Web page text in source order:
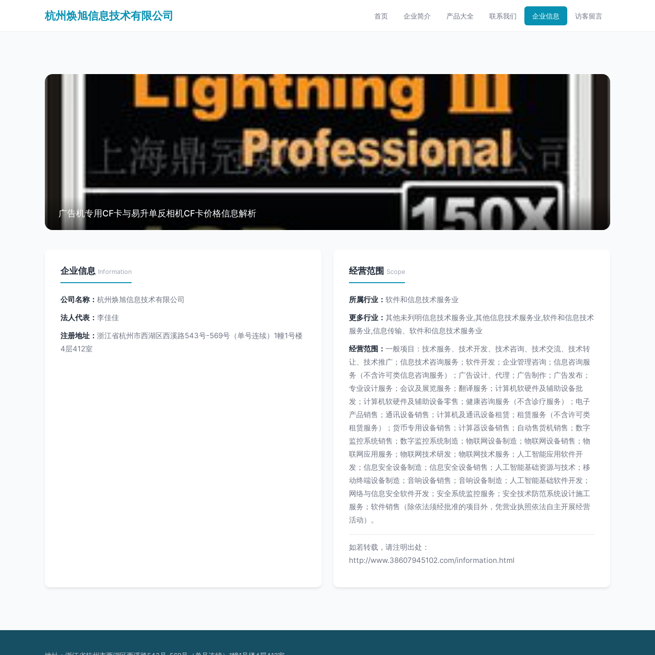
杭州焕旭信息技术有限公司 首页 企业简介 产品大全 联系我们 企业信息 访客留言
广告机专用CF卡与易升单反相机CF卡价格信息解析
企业信息 Information
公司名称： 杭州焕旭信息技术有限公司
法人代表： 李佳佳
注册地址： 浙江省杭州市西湖区西溪路543号-569号（单号连续）1幢1号楼
4层412室
经营范围 Scope
所属行业： 软件和信息技术服务业
更多行业： 其他未列明信息技术服务业,其他信息技术服务业,软件和信息技术
服务业,信息传输、软件和信息技术服务业
经营范围： 一般项目：技术服务、技术开发、技术咨询、技术交流、技术转
让、技术推广；信息技术咨询服务；软件开发；企业管理咨询；信息咨询服
务（不含许可类信息咨询服务）；广告设计、代理；广告制作；广告发布；
专业设计服务；会议及展览服务；翻译服务；计算机软硬件及辅助设备批
发；计算机软硬件及辅助设备零售；健康咨询服务（不含诊疗服务）；电子
产品销售；通讯设备销售；计算机及通讯设备租赁；租赁服务（不含许可类
租赁服务）；货币专用设备销售；计算器设备销售；自动售货机销售；数字
监控系统销售；数字监控系统制造；物联网设备制造；物联网设备销售；物
联网应用服务；物联网技术研发；物联网技术服务；人工智能应用软件开
发；信息安全设备制造；信息安全设备销售；人工智能基础资源与技术；移
动终端设备制造；音响设备销售；音响设备制造；人工智能基础软件开发；
网络与信息安全软件开发；安全系统监控服务；安全技术防范系统设计施工
服务；软件销售（除依法须经批准的项目外，凭营业执照依法自主开展经营
活动）。
如若转载，请注明出处：
http://www.38607945102.com/information.html